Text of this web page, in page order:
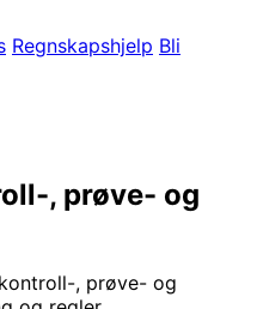
Regnskapshjelp Bli
, prøve- og
, prøve- og